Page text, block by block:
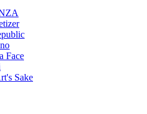
Face
Sake